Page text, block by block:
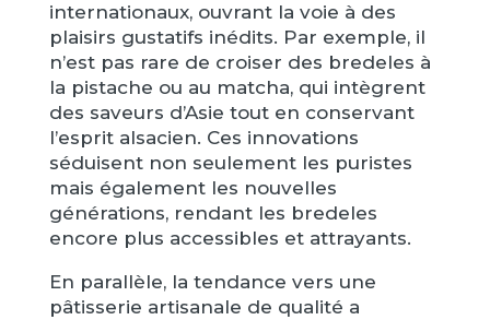
internationaux, ouvrant la voie à des
plaisirs gustatifs inédits. Par exemple, il
n’est pas rare de croiser des bredeles à
la pistache ou au matcha, qui intègrent
des saveurs d’Asie tout en conservant
l’esprit alsacien. Ces innovations
séduisent non seulement les puristes
mais également les nouvelles
générations, rendant les bredeles
encore plus accessibles et attrayants.
En parallèle, la tendance vers une
pâtisserie artisanale de qualité a